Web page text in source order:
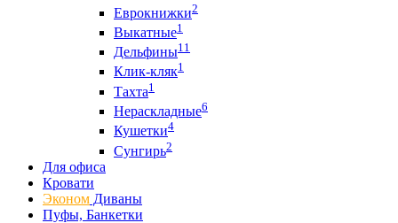
Еврокнижки2
Выкатные1
Дельфины11
Клик-кляк1
Тахта1
Нераскладные6
Кушетки4
Сунгирь2
Для офиса
Кровати
Эконом Диваны
Пуфы, Банкетки